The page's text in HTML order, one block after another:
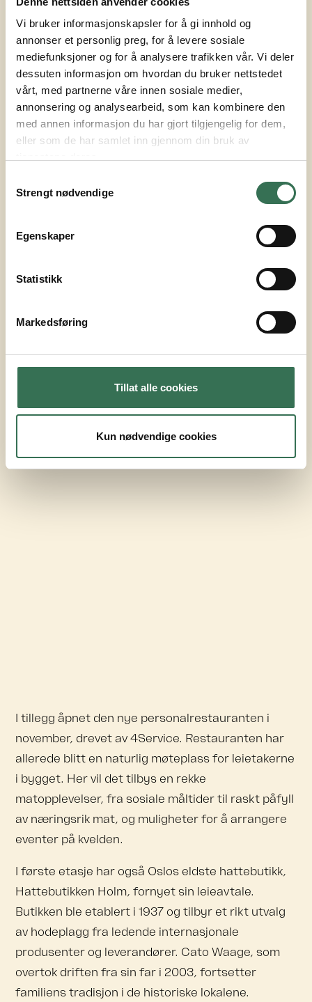
Vi bruker informasjonskapsler for å gi innhold og
annonser et personlig preg, for å levere sosiale
mediefunksjoner og for å analysere trafikken vår. Vi deler
dessuten informasjon om hvordan du bruker nettstedet
vårt, med partnerne våre innen sosiale medier,
annonsering og analysearbeid, som kan kombinere den
med annen informasjon du har gjort tilgjengelig for dem,
eller som de har samlet inn gjennom din bruk av
Strengt nødvendige
Egenskaper
Statistikk
Markedsføring
Tillat alle cookies
Kun nødvendige cookies
over flere år og veksten er forventet å fortsette
fremover.
– Lokalene i HH1 gir gode muligheter for å
ekspandere og sitte i topp-moderne fasiliteter,
sier Marianne Normann som er CEO – Permian
Group.
Forrige Neste
I tillegg åpnet den nye personalrestauranten i
november, drevet av 4Service. Restauranten har
allerede blitt en naturlig møteplass for leietakerne
i bygget. Her vil det tilbys en rekke
matopplevelser, fra sosiale måltider til raskt påfyll
av næringsrik mat, og muligheter for å arrangere
eventer på kvelden.
I første etasje har også Oslos eldste hattebutikk,
Hattebutikken Holm, fornyet sin leieavtale.
Butikken ble etablert i 1937 og tilbyr et rikt utvalg
av hodeplagg fra ledende internasjonale
produsenter og leverandører. Cato Waage, som
overtok driften fra sin far i 2003, fortsetter
familiens tradisjon i de historiske lokalene.